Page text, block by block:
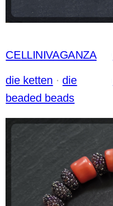
CELLINIVAGANZA
die ketten · die
beaded beads